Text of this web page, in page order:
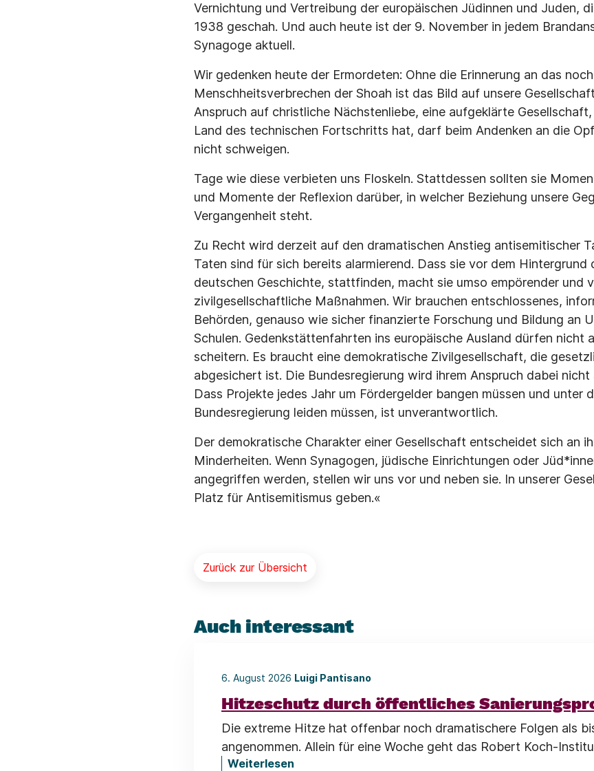
Vernichtung und Vertreibung der europäischen Jüdinnen und Juden,
1938 geschah. Und auch heute ist der 9. November in jedem
Synagoge aktuell.
Wir gedenken heute der Ermordeten: Ohne die Erinnerung an das
Menschheitsverbrechen der Shoah ist das Bild auf unsere
Anspruch auf christliche Nächstenliebe, eine aufgeklärte
Land des technischen Fortschritts hat, darf beim Andenken an die
nicht schweigen.
Tage wie diese verbieten uns Floskeln. Stattdessen sollten sie
und Momente der Reflexion darüber, in welcher Beziehung unsere
Vergangenheit steht.
Zu Recht wird derzeit auf den dramatischen Anstieg antisemitischer
Taten sind für sich bereits alarmierend. Dass sie vor dem Hintergrund
deutschen Geschichte, stattfinden, macht sie umso empörender und
zivilgesellschaftliche Maßnahmen. Wir brauchen entschlossenes,
Behörden, genauso wie sicher finanzierte Forschung und Bildung an
Schulen. Gedenkstättenfahrten ins europäische Ausland dürfen nicht
scheitern. Es braucht eine demokratische Zivilgesellschaft, die
abgesichert ist. Die Bundesregierung wird ihrem Anspruch dabei
Dass Projekte jedes Jahr um Fördergelder bangen müssen und unter
Bundesregierung leiden müssen, ist unverantwortlich.
Der demokratische Charakter einer Gesellschaft entscheidet sich an
Minderheiten. Wenn Synagogen, jüdische Einrichtungen oder
angegriffen werden, stellen wir uns vor und neben sie. In unserer
Platz für Antisemitismus geben.«
Zurück zur Übersicht
Auch interessant
6. August 2026 Luigi Pantisano
Hitzeschutz durch öffentliches
Die extreme Hitze hat offenbar noch dramatischere Folgen als
angenommen. Allein für eine Woche geht das Robert Koch-
Weiterlesen